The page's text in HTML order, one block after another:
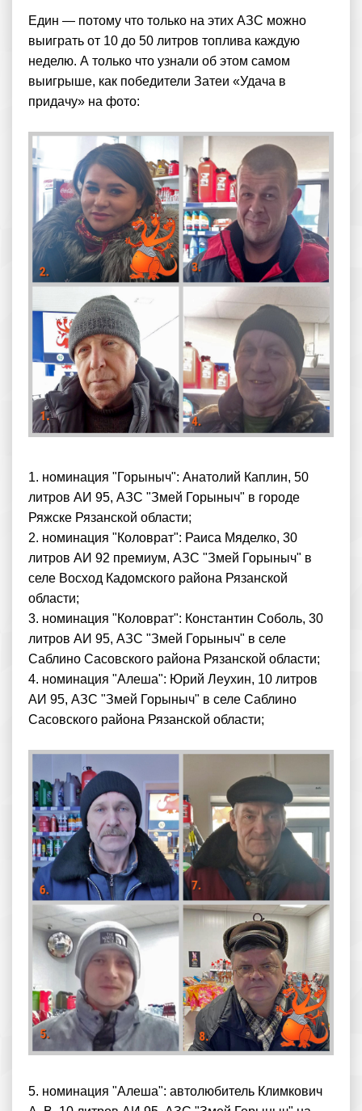
Един — потому что только на этих АЗС можно
выиграть от 10 до 50 литров топлива каждую
неделю. А только что узнали об этом самом
выигрыше, как победители Затеи «Удача в
придачу» на фото:
1. номинация "Горыныч": Анатолий Каплин, 50
литров АИ 95, АЗС "Змей Горыныч" в городе
Ряжске Рязанской области;
2. номинация "Коловрат": Раиса Мяделко, 30
литров АИ 92 премиум, АЗС "Змей Горыныч" в
селе Восход Кадомского района Рязанской
области;
3. номинация "Коловрат": Константин Соболь, 30
литров АИ 95, АЗС "Змей Горыныч" в селе
Саблино Сасовского района Рязанской области;
4. номинация "Алеша": Юрий Леухин, 10 литров
АИ 95, АЗС "Змей Горыныч" в селе Саблино
Сасовского района Рязанской области;
5. номинация "Алеша": автолюбитель Климкович